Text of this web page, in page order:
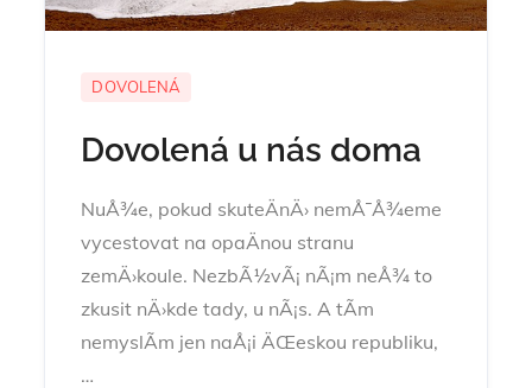
DOVOLENÁ
Dovolená u nás doma
NuÅ¾e, pokud skuteÄnÄ› nemÅ¯Å¾eme
vycestovat na opaÄnou stranu
zemÄ›koule. NezbÃ½vÃ¡ nÃ¡m neÅ¾ to
zkusit nÄ›kde tady, u nÃ¡s. A tÃ­m
nemyslÃ­m jen naÅ¡i ÄŒeskou republiku,
…